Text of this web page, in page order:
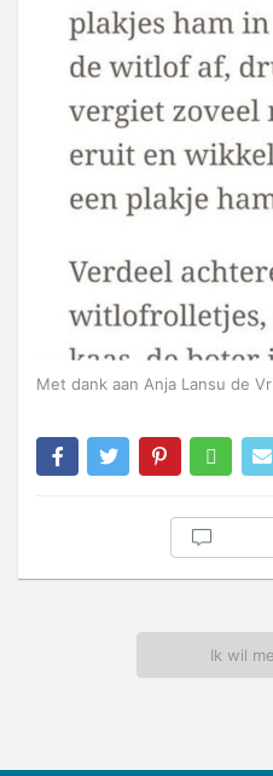
Met dank aan Anja Lansu de
Ik wil